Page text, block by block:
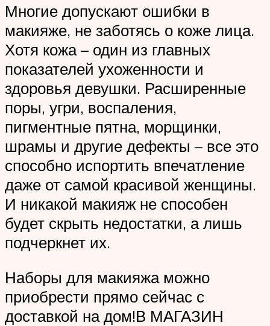
Многие допускают ошибки в
макияже, не заботясь о коже лица.
Хотя кожа – один из главных
показателей ухоженности и
здоровья девушки. Расширенные
поры, угри, воспаления,
пигментные пятна, морщинки,
шрамы и другие дефекты – все это
способно испортить впечатление
даже от самой красивой женщины.
И никакой макияж не способен
будет скрыть недостатки, а лишь
подчеркнет их.
Наборы для макияжа можно
приобрести прямо сейчас с
доставкой на дом!В МАГАЗИН